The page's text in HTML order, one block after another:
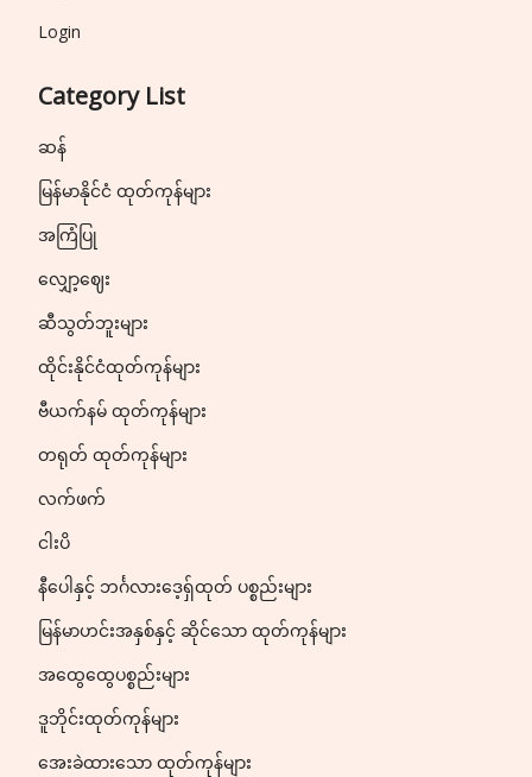
Login
Category List
ဆန်
မြန်မာနိုင်ငံ ထုတ်ကုန်များ
အကြံပြု
လျှော့ဈေး
ဆီသွတ်ဘူးများ
ထိုင်းနိုင်ငံထုတ်ကုန်များ
ဗီယက်နမ် ထုတ်ကုန်များ
တရုတ် ထုတ်ကုန်များ
လက်ဖက်
ငါးပိ
နီပေါနှင့် ဘင်္ဂလားဒေ့ရှ်ထုတ် ပစ္စည်းများ
မြန်မာဟင်းအနှစ်နှင့် ဆိုင်သော ထုတ်ကုန်များ
အထွေထွေပစ္စည်းများ
ဒူဘိုင်းထုတ်ကုန်များ
အေးခဲထားသော ထုတ်ကုန်များ